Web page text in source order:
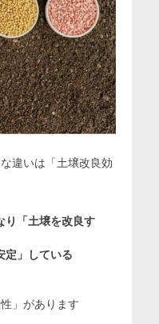
違いは「土壌改良効
り「土壌を改良す
定」している
」があります